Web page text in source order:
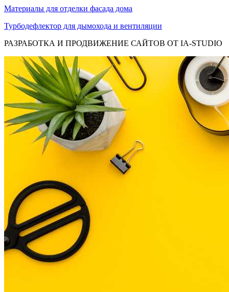
Материалы для отделки фасада дома
Турбодефлектор для дымохода и вентиляции
РАЗРАБОТКА И ПРОДВИЖЕНИЕ САЙТОВ ОТ IA-STUDIO